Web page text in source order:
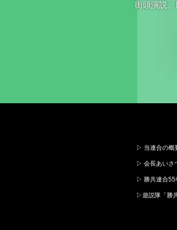
街頭演説
▷ 当連合の概
▷ 会長あいさ
▷ 勝共連合55
▷遊説隊「勝